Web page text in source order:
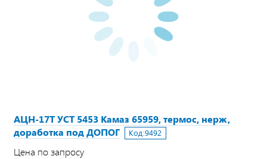
АЦН-17Т УСТ 5453 Камаз 65959, термос, нерж,
доработка под ДОПОГ
Код:9492
Цена по запросу